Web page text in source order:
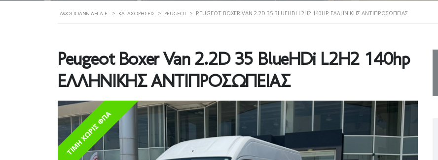
ΑΦΟΊ ΙΩΑΝΝΊΔΗ Α.Ε. > ΚΑΤΑΧΩΡΉΣΕΙΣ > PEUGEOT > PEUGEOT BOXER VAN 2.2D 35 BLUEHDI L2H2 140HP ΕΛΛΗΝΙΚΗΣ ΑΝΤΙΠΡΟΣΩΠΕΙΑΣ
Peugeot Boxer Van 2.2D 35 BlueHDi L2H2 140hp
ΕΛΛΗΝΙΚΗΣ ΑΝΤΙΠΡΟΣΩΠΕΙΑΣ
ΤΙΜΗ ΧΩΡΙΣ ΦΠΑ